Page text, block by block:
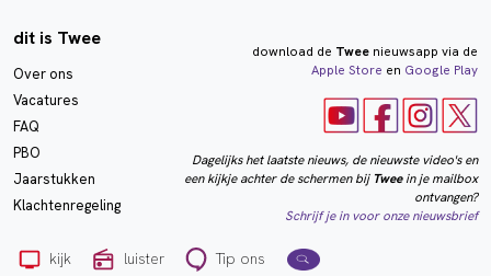
dit is Twee
Over ons
Vacatures
FAQ
PBO
Jaarstukken
Klachtenregeling
download de Tweenieuwsapp via de
Apple Store en Google Play
Dagelijks het laatste nieuws, de nieuwste video's en
een kijkje achter de schermen bij Tweein je mailbox
ontvangen?
Schrijf je in voor onze nieuwsbrief
kijk luister Tip ons